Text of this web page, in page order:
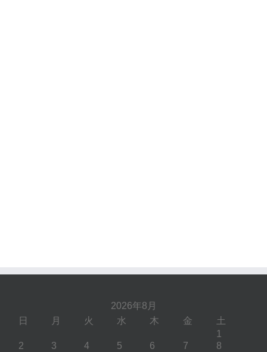
2026年8月
日 月 火 水 木 金 土
1
2
3 4 5 6 7
8